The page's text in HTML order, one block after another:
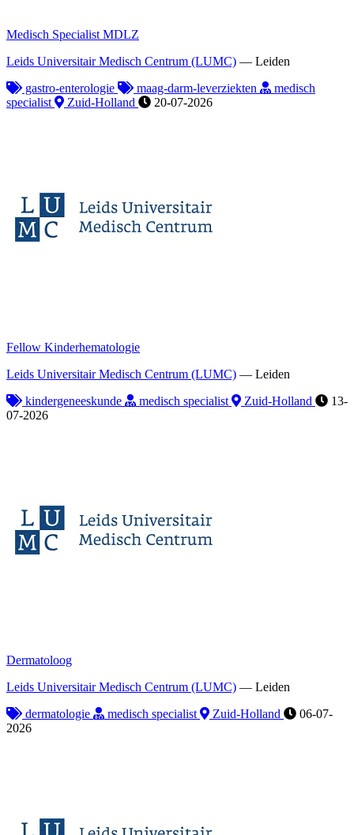
Medisch Specialist MDLZ
Leids Universitair Medisch Centrum (LUMC) — Leiden
gastro-enterologie
maag-darm-leverziekten
medisch
specialist
Zuid-Holland 20-07-2026
Fellow Kinderhematologie
Leids Universitair Medisch Centrum (LUMC) — Leiden
kindergeneeskunde
medisch specialist Zuid-Holland
13-
07-2026
Dermatoloog
Leids Universitair Medisch Centrum (LUMC) — Leiden
dermatologie
medisch specialist Zuid-Holland
06-07-
2026